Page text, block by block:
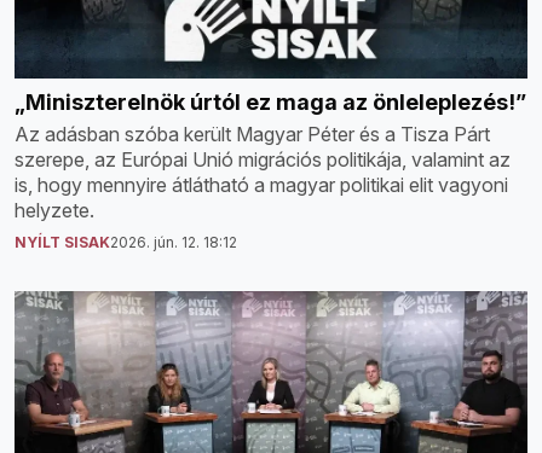
„Miniszterelnök úrtól ez maga az önleleplezés!”
Az adásban szóba került Magyar Péter és a Tisza Párt
szerepe, az Európai Unió migrációs politikája, valamint az
is, hogy mennyire átlátható a magyar politikai elit vagyoni
helyzete.
NYÍLT SISAK2026. jún. 12. 18:12